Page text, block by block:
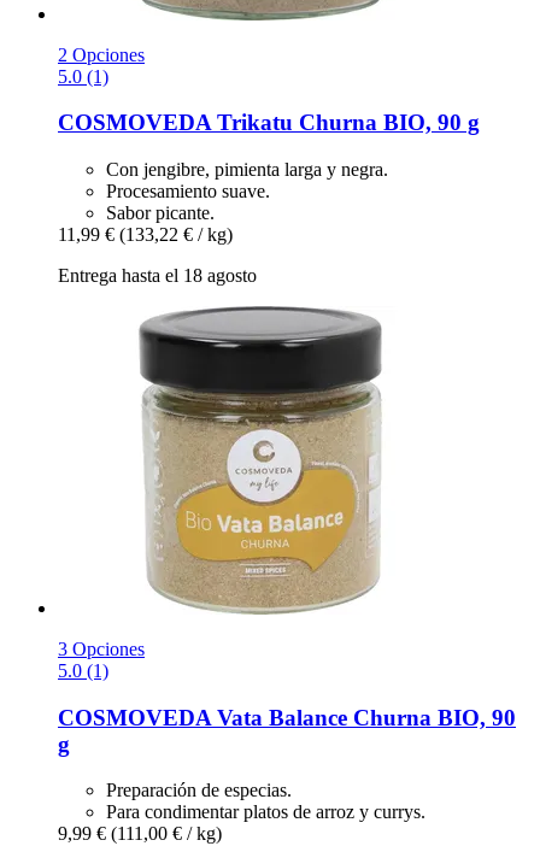
2 Opciones
5.0 (1)
COSMOVEDATrikatu Churna BIO, 90 g
Con jengibre, pimienta larga y negra.
Procesamiento suave.
Sabor picante.
11,99 € (133,22 € / kg)
Entrega hasta el 18 agosto
3 Opciones
5.0 (1)
COSMOVEDA Vata Balance Churna BIO, 90
g
Preparación de especias.
Para condimentar platos de arroz y currys.
9,99 € (111,00 € / kg)